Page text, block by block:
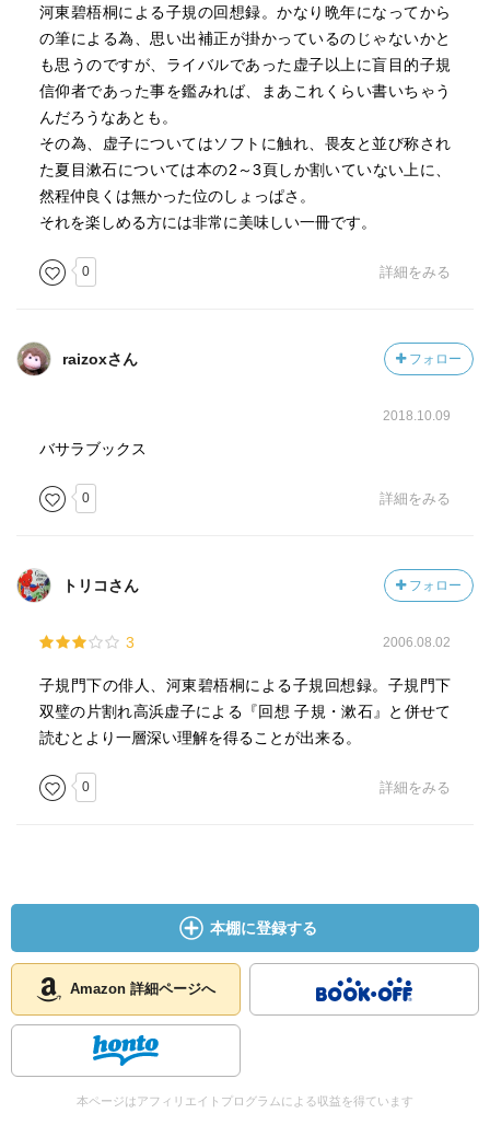
河東碧梧桐による子規の回想録。かなり晩年になってから
の筆による為、思い出補正が掛かっているのじゃないかと
も思うのですが、ライバルであった虚子以上に盲目的子規
信仰者であった事を鑑みれば、まあこれくらい書いちゃう
んだろうなあとも。
その為、虚子についてはソフトに触れ、畏友と並び称され
た夏目漱石については本の2～3頁しか割いていない上に、
然程仲良くは無かった位のしょっぱさ。
それを楽しめる方には非常に美味しい一冊です。
0 詳細をみる
raizoxさん フォロー
2018.10.09
バサラブックス
0 詳細をみる
トリコさん フォロー
3 2006.08.02
子規門下の俳人、河東碧梧桐による子規回想録。子規門下
双璧の片割れ高浜虚子による『回想 子規・漱石』と併せて
読むとより一層深い理解を得ることが出来る。
0 詳細をみる
本棚に登録する
Amazon 詳細ページへ
本ページはアフィリエイトプログラムによる収益を得ています